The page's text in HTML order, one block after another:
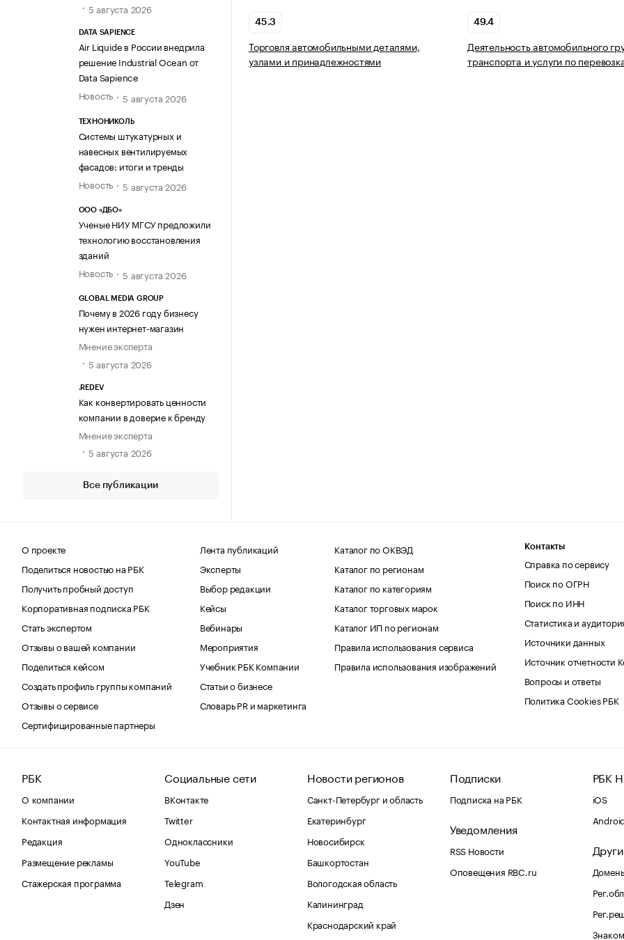
5 августа 2026
DATA SAPIENCE
Air Liquide в России внедрила
решение Industrial Ocean от
Data Sapience
Новость
5 августа 2026
ТЕХНОНИКОЛЬ
Системы штукатурных и
навесных вентилируемых
фасадов: итоги и тренды
Новость
5 августа 2026
ООО «ДБО»
Ученые НИУ МГСУ предложили
технологию восстановления
зданий
Новость
5 августа 2026
GLOBAL MEDIA GROUP
Почему в 2026 году бизнесу
нужен интернет-магазин
Мнение эксперта
5 августа 2026
.REDEV
Как конвертировать ценности
компании в доверие к бренду
Мнение эксперта
5 августа 2026
Все публикации
45.3
Торговля автомобильными деталями,
узлами и принадлежностями
49.4
Деятельность автомобильного
транспорта и услуги по
О проекте
Поделиться новостью на РБК
Получить пробный доступ
Корпоративная подписка РБК
Стать экспертом
Отзывы о вашей компании
Поделиться кейсом
Создать профиль группы компаний
Отзывы о сервисе
Сертифицированные партнеры
Лента публикаций
Эксперты
Выбор редакции
Кейсы
Вебинары
Мероприятия
Учебник РБК Компании
Статьи о бизнесе
Словарь PR и маркетинга
Каталог по ОКВЭД
Каталог по регионам
Каталог по категориям
Каталог торговых марок
Каталог ИП по регионам
Правила использования сервиса
Правила использования изображений
Контакты
Справка по сервису
Поиск по ОГРН
Поиск по ИНН
Статистика и
Источники данных
Источник отчетности
Вопросы и ответы
Политика Cookies РБК
РБК
О компании
Контактная информация
Редакция
Размещение рекламы
Стажерская программа
Социальные сети
ВКонтакте
Twitter
Одноклассники
YouTube
Telegram
Дзен
Новости регионов
Санкт-Петербург и область
Екатеринбург
Новосибирск
Башкортостан
Вологодская область
Калининград
Краснодарский край
Подписки
Подписка на РБК
Уведомления
RSS Новости
Оповещения RBC.ru
РБК
iOS